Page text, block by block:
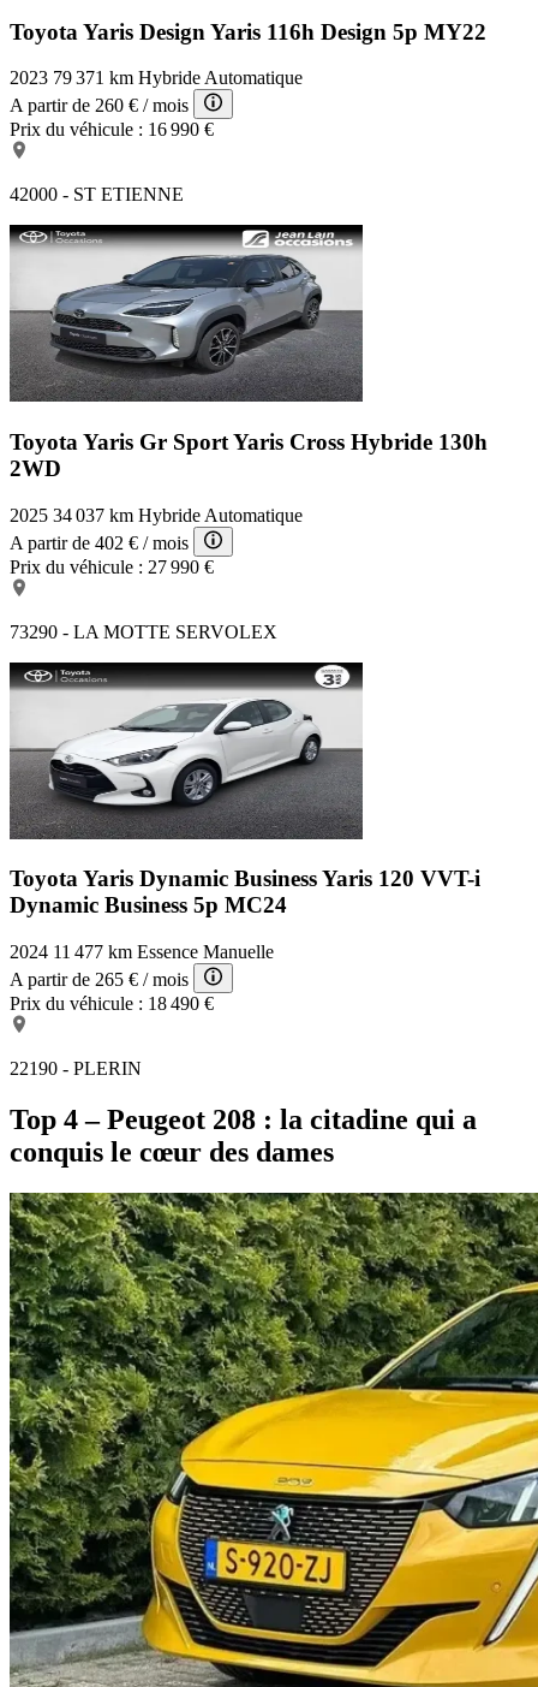
Toyota Yaris Design Yaris 116h Design 5p MY22
2023 79 371 km Hybride Automatique
A partir de 260 € / mois
Prix du véhicule : 16 990 €
42000 - ST ETIENNE
Toyota Yaris Gr SportYaris Cross Hybride 130h
2WD
2025 34 037 km Hybride Automatique
A partir de 402 € / mois
Prix du véhicule : 27 990 €
73290 - LA MOTTE SERVOLEX
Toyota Yaris Dynamic BusinessYaris 120 VVT-i
Dynamic Business 5p MC24
2024 11 477 km Essence Manuelle
A partir de 265 € / mois
Prix du véhicule : 18 490 €
22190 - PLERIN
Top 4 – Peugeot 208 : la citadine qui a
conquis le cœur des dames